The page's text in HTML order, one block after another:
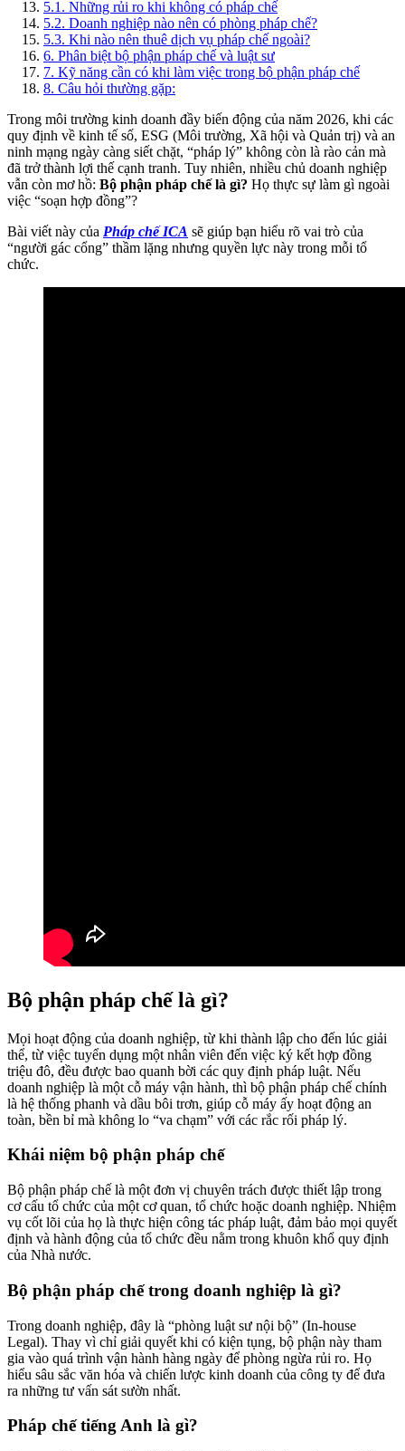
5.1 . Những rủi ro khi không có pháp chế
5.2. Doanh nghiệp nào nên có phòng pháp chế?
5.3. Khi nào nên thuê dịch vụ pháp chế ngoài?
6. Phân biệt bộ phận pháp chế và luật sư
7. Kỹ năng cần có khi làm việc trong bộ phận pháp chế
8. Câu hỏi thường gặp:
Trong môi trường kinh doanh đầy biến động của năm 2026, khi các
quy định về kinh tế số, ESG (Môi trường, Xã hội và Quản trị) và an
ninh mạng ngày càng siết chặt, “pháp lý” không còn là rào cản mà
đã trở thành lợi thế cạnh tranh. Tuy nhiên, nhiều chủ doanh nghiệp
vẫn còn mơ hồ: Bộ phận pháp chế là gì? Họ thực sự làm gì ngoài
việc “soạn hợp đồng”?
Bài viết này của Pháp chế ICA sẽ giúp bạn hiểu rõ vai trò của
“người gác cổng” thầm lặng nhưng quyền lực này trong mỗi tổ
chức.
Bộ phận pháp chế là gì?
Mọi hoạt động của doanh nghiệp, từ khi thành lập cho đến lúc giải
thể, từ việc tuyển dụng một nhân viên đến việc ký kết hợp đồng
triệu đô, đều được bao quanh bời các quy định pháp luật. Nếu
doanh nghiệp là một cỗ máy vận hành, thì bộ phận pháp chế chính
là hệ thống phanh và dầu bôi trơn, giúp cỗ máy ấy hoạt động an
toàn, bền bỉ mà không lo “va chạm” với các rắc rối pháp lý.
Khái niệm bộ phận pháp chế
Bộ phận pháp chế là một đơn vị chuyên trách được thiết lập trong
cơ cấu tổ chức của một cơ quan, tổ chức hoặc doanh nghiệp. Nhiệm
vụ cốt lõi của họ là thực hiện công tác pháp luật, đảm bảo mọi quyết
định và hành động của tổ chức đều nằm trong khuôn khổ quy định
của Nhà nước.
Bộ phận pháp chế trong doanh nghiệp là gì?
Trong doanh nghiệp, đây là “phòng luật sư nội bộ” (In-house
Legal). Thay vì chỉ giải quyết khi có kiện tụng, bộ phận này tham
gia vào quá trình vận hành hàng ngày để phòng ngừa rủi ro. Họ
hiểu sâu sắc văn hóa và chiến lược kinh doanh của công ty để đưa
ra những tư vấn sát sườn nhất.
Pháp chế tiếng Anh là gì?